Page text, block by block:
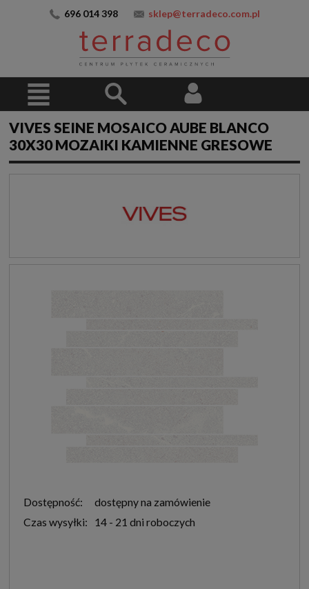
696 014 398 sklep@terradeco.com.pl
VIVES SEINE MOSAICO AUBE BLANCO
30X30 MOZAIKI KAMIENNE GRESOWE
Dostępność:
dostępny na zamówienie
Czas wysyłki:
14 - 21 dni roboczych